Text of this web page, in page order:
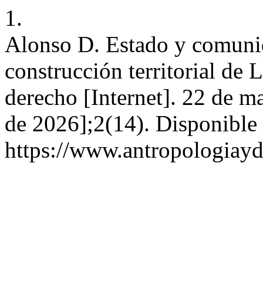
1.
Alonso D. Estado y
construcción territorial de
derecho [Internet]. 22 de
de 2026];2(14). Disponible
https://